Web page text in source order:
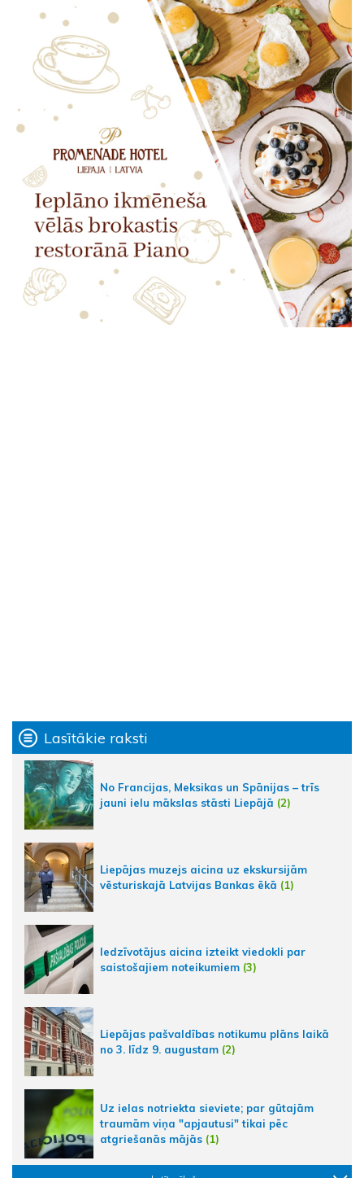
Lasītākie raksti
No Francijas, Meksikas un Spānijas – trīs
jauni ielu mākslas stāsti Liepājā (2)
Liepājas muzejs aicina uz ekskursijām
vēsturiskajā Latvijas Bankas ēkā (1)
Iedzīvotājus aicina izteikt viedokli par
saistošajiem noteikumiem (3)
Liepājas pašvaldības notikumu plāns laikā
no 3. līdz 9. augustam (2)
Uz ielas notriekta sieviete; par gūtajām
traumām viņa "apjautusi" tikai pēc
atgriešanās mājās (1)